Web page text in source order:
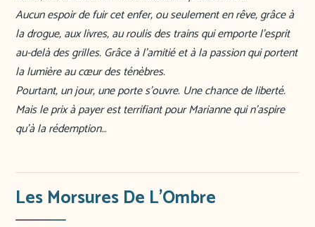
Aucun espoir de fuir cet enfer, ou seulement en rêve, grâce à
la drogue, aux livres, au roulis des trains qui emporte l’esprit
au-delà des grilles. Grâce à l’amitié et à la passion qui portent
la lumière au cœur des ténèbres.
Pourtant, un jour, une porte s’ouvre. Une chance de liberté.
Mais le prix à payer est terrifiant pour Marianne qui n’aspire
qu’à la rédemption…
Les Morsures De L’Ombre